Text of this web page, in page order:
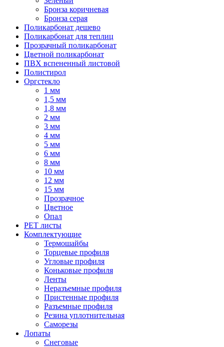
Бронза коричневая
Бронза серая
Поликарбонат дешево
Поликарбонат для теплиц
Прозрачный поликарбонат
Цветной поликарбонат
ПВХ вспененный листовой
Полистирол
Оргстекло
1 мм
1,5 мм
1,8 мм
2 мм
3 мм
4 мм
5 мм
6 мм
8 мм
10 мм
12 мм
15 мм
Прозрачное
Цветное
Опал
PET листы
Комплектующие
Термошайбы
Торцевые профиля
Угловые профиля
Коньковые профиля
Ленты
Неразъемные профиля
Пристенные профиля
Разъемные профиля
Резина уплотнительная
Саморезы
Лопаты
Снеговые